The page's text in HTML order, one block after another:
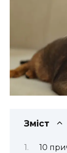
Зміст
10